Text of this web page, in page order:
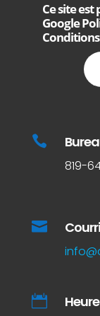
Ce site est
Google

819-

